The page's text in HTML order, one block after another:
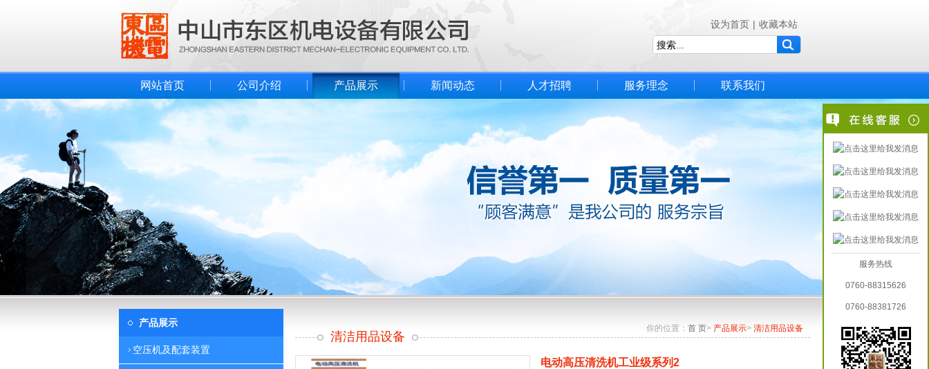
设为首页 | 收藏本站
网站首页 公司介绍 产品展示 新闻动态 人才招聘 服务理念 联系我们
产品展示
空压机及配套装置
你的位置： 首 页> 产品展示> 清洁用品设备
清洁用品设备
电动高压清洗机工业级系列2
服务热线
0760-88315626
0760-88381726